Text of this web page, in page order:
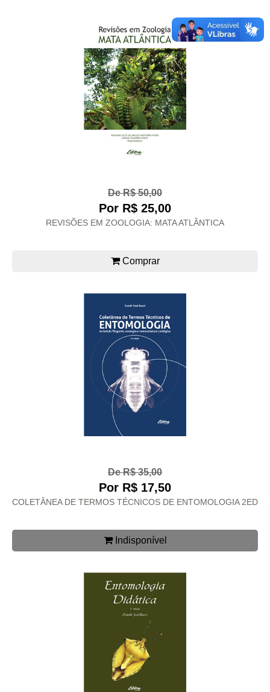
De R$ 50,00
Por R$ 25,00
REVISÕES EM ZOOLOGIA: MATA ATLÂNTICA
Comprar
De R$ 35,00
Por R$ 17,50
COLETÂNEA DE TERMOS TÉCNICOS DE ENTOMOLOGIA 2ED
Indisponível